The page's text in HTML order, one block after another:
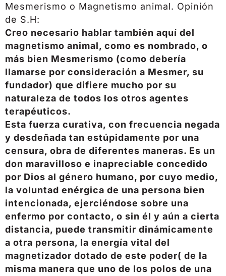
Mesmerismo o Magnetismo animal. Opinión
de S.H:
Creo necesario hablar también aquí del
magnetismo animal, como es nombrado, o
más bien Mesmerismo (como debería
llamarse por consideración a Mesmer, su
fundador) que difiere mucho por su
naturaleza de todos los otros agentes
terapéuticos.
Esta fuerza curativa, con frecuencia negada
y desdeñada tan estúpidamente por una
censura, obra de diferentes maneras. Es un
don maravilloso e inapreciable concedido
por Dios al género humano, por cuyo medio,
la voluntad enérgica de una persona bien
intencionada, ejerciéndose sobre una
enfermo por contacto, o sin él y aún a cierta
distancia, puede transmitir dinámicamente
a otra persona, la energía vital del
magnetizador dotado de este poder( de la
misma manera que uno de los polos de una